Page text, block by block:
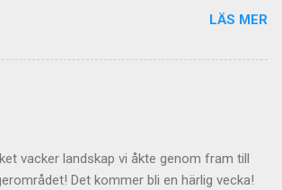
LÄS MER
vacker landskap vi åkte genom fram till
Det kommer bli en härlig vecka!